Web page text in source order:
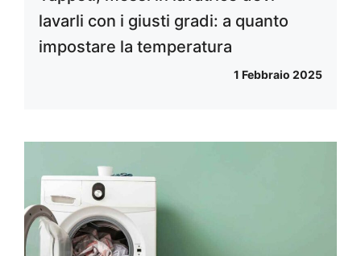
lavarli con i giusti gradi: a quanto
impostare la temperatura
1 Febbraio 2025